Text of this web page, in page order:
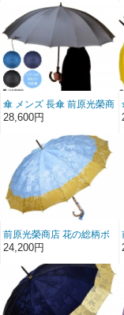
TRAD-16 LONG
CARBON 無地 前原傘 か
さ 皇室御用達前原光栄商
店製 紳士用 男
傘 メンズ 長傘 前原光榮商
店 16本骨 雨傘 晴雨兼用
傘 NEW TRAD-16 無地 前
原傘 かさ 皇室御用達前原
光栄商店製 紳士用 男
28,600円
前原光榮商店 花の総柄ボ
ーダージャガード婦人用
ー)皇室御用達前原光栄商
店製
24,200円